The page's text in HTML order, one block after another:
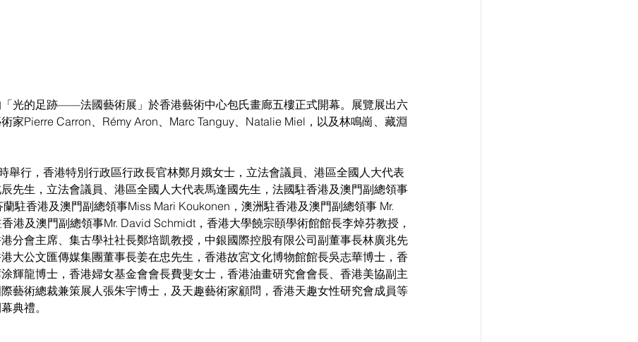
光的足跡——法國藝術展」於香港藝術中心包氏畫廊五樓正式開幕。展覽展出六
家Pierre Carron、Rémy Aron、Marc Tanguy、Natalie Miel，以及林鳴崗、藏淵
舉行，香港特別行政區行政長官林鄭月娥女士，立法會議員、港區全國人大代表
先生，立法會議員、港區全國人大代表馬逢國先生，法國駐香港及澳門副總領事
蘭駐香港及澳門副總領事Miss Mari Koukonen，澳洲駐香港及澳門副總領事 Mr.
港及澳門副總領事Mr. David Schmidt，香港大學饒宗頤學術館館長李焯芬教授，
分會主席、集古學社社長鄭培凱教授，中銀國際控股有限公司副董事長林廣兆先
大公文匯傳媒集團董事長姜在忠先生，香港故宮文化博物館館長吳志華博士，香
輝龍博士，香港婦女基金會會長費斐女士，香港油畫研究會會長、香港美協副主
藝術總裁兼策展人張朱宇博士，及天趣藝術家顧問，香港天趣女性研究會成員等
典禮。